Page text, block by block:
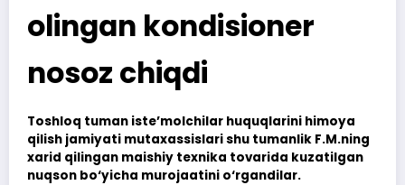
olingan kondisioner
nosoz chiqdi
Toshloq tuman iste’molchilar huquqlarini himoya
qilish jamiyati mutaxassislari shu tumanlik F.M.ning
xarid qilingan maishiy texnika tovarida kuzatilgan
nuqson bo‘yicha murojaatini o‘rgandilar.